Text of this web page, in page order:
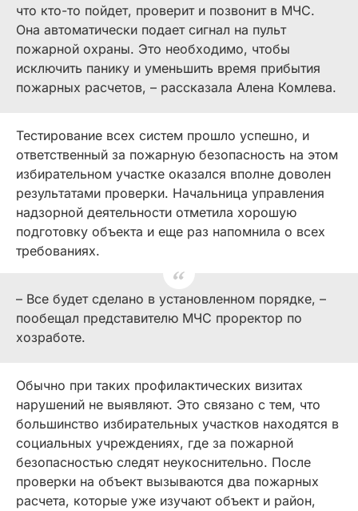
что кто-то пойдет, проверит и позвонит в МЧС.
Она автоматически подает сигнал на пульт
пожарной охраны. Это необходимо, чтобы
исключить панику и уменьшить время прибытия
пожарных расчетов, – рассказала Алена Комлева.
Тестирование всех систем прошло успешно, и
ответственный за пожарную безопасность на этом
избирательном участке оказался вполне доволен
результатами проверки. Начальница управления
надзорной деятельности отметила хорошую
подготовку объекта и еще раз напомнила о всех
требованиях.
– Все будет сделано в установленном порядке, –
пообещал представителю МЧС проректор по
хозработе.
Обычно при таких профилактических визитах
нарушений не выявляют. Это связано с тем, что
большинство избирательных участков находятся в
социальных учреждениях, где за пожарной
безопасностью следят неукоснительно. После
проверки на объект вызываются два пожарных
расчета, которые уже изучают объект и район,